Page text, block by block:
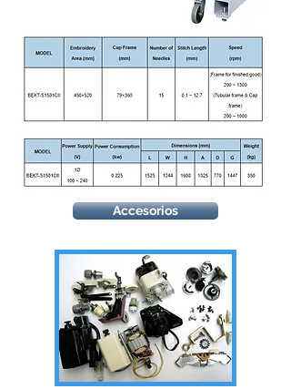
Accesorios